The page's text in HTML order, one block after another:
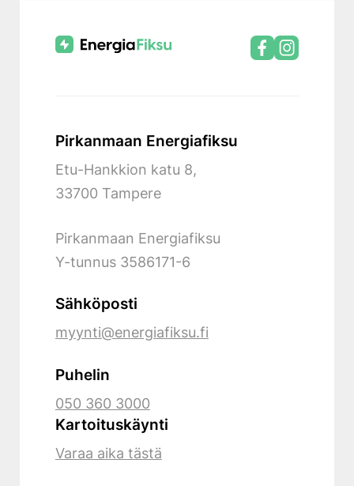
Pirkanmaan Energiafiksu
Etu-Hankkion katu 8,
33700 Tampere
Pirkanmaan Energiafiksu
Y-tunnus 3586171-6
Sähköposti
myynti@energiafiksu.fi
Puhelin
050 360 3000
Kartoituskäynti
Varaa aika tästä